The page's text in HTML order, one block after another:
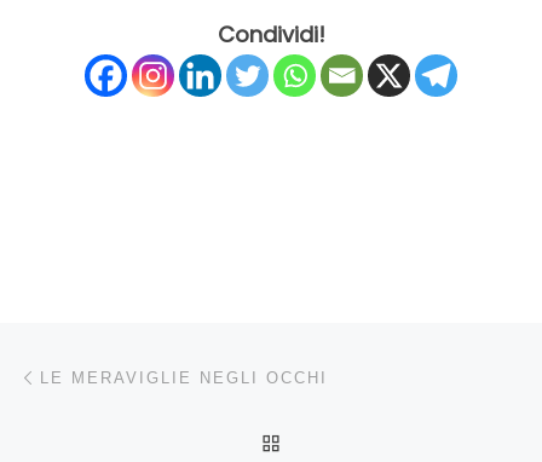
Condividi!
Navigazione articoli
LE MERAVIGLIE NEGLI OCCHI